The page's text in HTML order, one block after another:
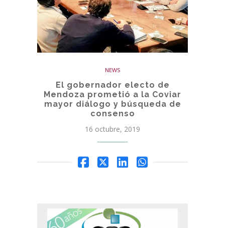
NEWS
El gobernador electo de
Mendoza prometió a la Coviar
mayor diálogo y búsqueda de
consenso
16 octubre, 2019